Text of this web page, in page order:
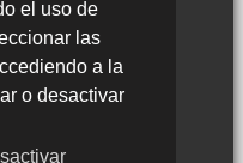
el uso de
las
a la
o desactivar